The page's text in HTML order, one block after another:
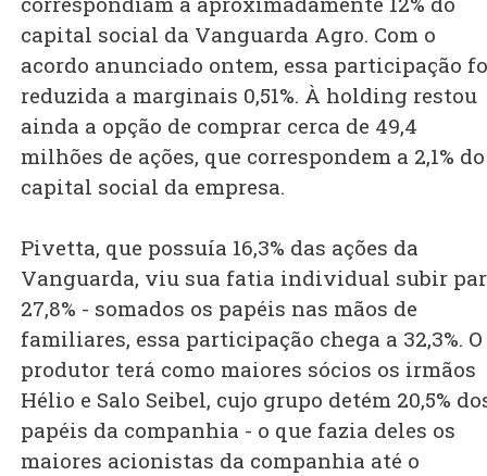
capital social da Vanguarda Agro. Com o
acordo anunciado ontem, essa participação
reduzida a marginais 0,51%. À holding restou
ainda a opção de comprar cerca de 49,4
milhões de ações, que correspondem a 2,1% do
capital social da empresa.
Pivetta, que possuía 16,3% das ações da
Vanguarda, viu sua fatia individual subir
27,8% - somados os papéis nas mãos de
familiares, essa participação chega a 32,3%. O
produtor terá como maiores sócios os irmãos
Hélio e Salo Seibel, cujo grupo detém 20,5%
papéis da companhia - o que fazia deles os
maiores acionistas da companhia até o